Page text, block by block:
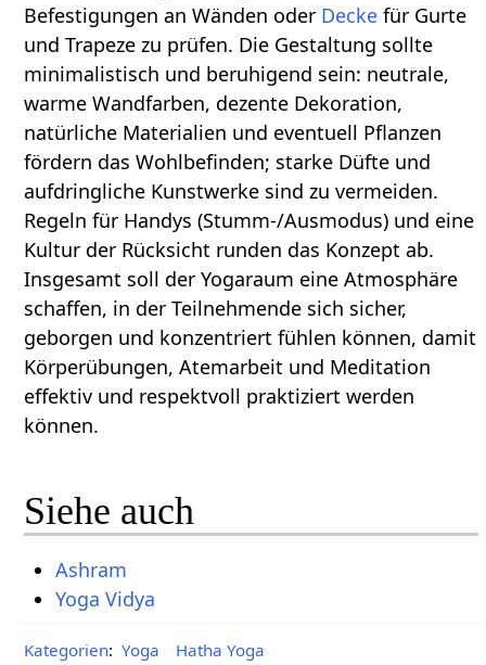
Befestigungen an Wänden oder Decke für Gurte
und Trapeze zu prüfen. Die Gestaltung sollte
minimalistisch und beruhigend sein: neutrale,
warme Wandfarben, dezente Dekoration,
natürliche Materialien und eventuell Pflanzen
fördern das Wohlbefinden; starke Düfte und
aufdringliche Kunstwerke sind zu vermeiden.
Regeln für Handys (Stumm-/Ausmodus) und eine
Kultur der Rücksicht runden das Konzept ab.
Insgesamt soll der Yogaraum eine Atmosphäre
schaffen, in der Teilnehmende sich sicher,
geborgen und konzentriert fühlen können, damit
Körperübungen, Atemarbeit und Meditation
effektiv und respektvoll praktiziert werden
können.
Siehe auch
Ashram
Yoga Vidya
Kategorien: Yoga Hatha Yoga